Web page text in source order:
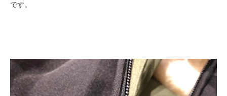
です。